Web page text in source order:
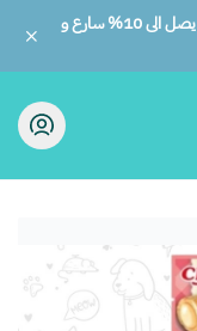
ويا متجر الطائر السابع توفير أكبر مع كاش باك يصل الى 10% سارع و